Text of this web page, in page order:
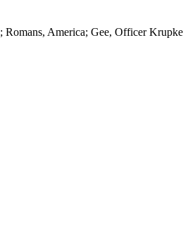
America; Gee, Officer